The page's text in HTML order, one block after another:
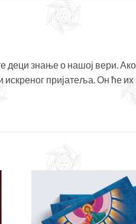
деци знање о нашој вери.
пријатеља. Он ће их